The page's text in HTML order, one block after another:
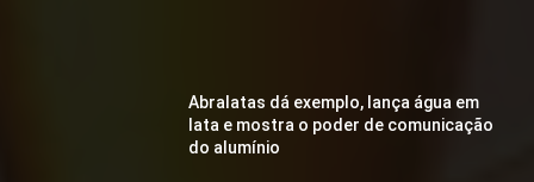
Abralatas dá exemplo, lança água em
lata e mostra o poder de comunicação
do alumínio